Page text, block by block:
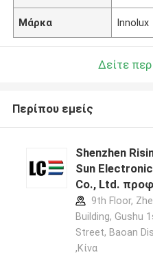
Μάρκα Innolux
Δείτε
Περίπου εμείς
Shenzhen
Sun
Co., Ltd.
9th Floor,
Building, Gushu
Street, Baoan
,Κίνα